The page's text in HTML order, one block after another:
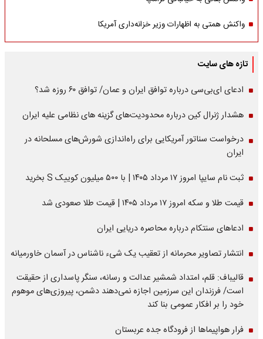
واکنش همتی به اظهارات وزیر خزانه‌داری آمریکا
تازه های سایت
ادعای ای‌بی‌سی درباره توافق ایران و عمان/ توافق ۶۰ روزه شد؟
هشدار ژنرال کین درباره محدودیت‌های گزینه های نظامی علیه ایران
درخواست سناتور آمریکایی برای راه‌اندازی شورش‌های مسلحانه در
ایران
ثبت نام سایپا امروز ۱۷ مرداد ۱۴۰۵ | با ۵۰۰ میلیون کوییک S بخرید
قیمت طلا و سکه امروز ۱۷ مرداد ۱۴۰۵ | قیمت طلا صعودی شد
ادعاهای سنتکام درباره محاصره دریایی ایران
انتشار تصاویر محرمانه از تعقیب یک شیء ناشناس در آسمان خاورمیانه
قالیباف: قلم، امتداد شمشیر عدالت و رسانه، سنگر پاسداری از حقیقت
است/ فرزندان این سرزمین اجازه نمی‌دهند دشمن، پیروزی‌های موهوم
خود را بر افکار عمومی بنا کند
فرار هواپیماها از فرودگاه جده عربستان